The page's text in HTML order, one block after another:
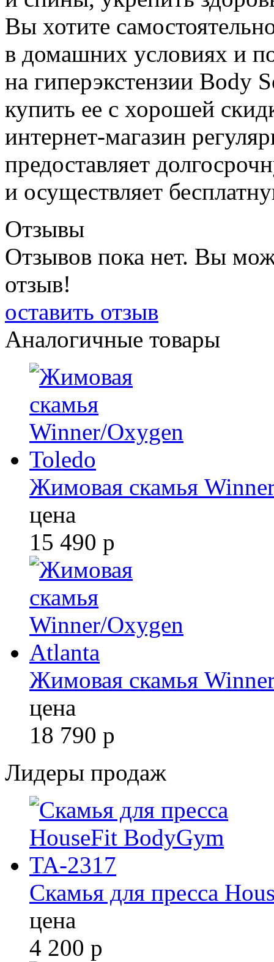
Вы хотите
в домашних условиях и
на гиперэкстензии Body
купить ее с хорошей
интернет-магазин
предоставляет
и осуществляет
Отзывы
Отзывов пока нет. Вы
отзыв!
оставить отзыв
Аналогичные товары
Жимовая скамья
цена
15 490 р
Жимовая скамья
цена
18 790 р
Лидеры продаж
Скамья для пресса
цена
4 200 р